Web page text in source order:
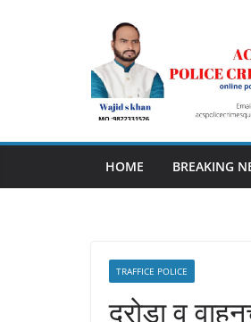
HOME BREAKING
TRAFFICE POLICE
दरोडा व